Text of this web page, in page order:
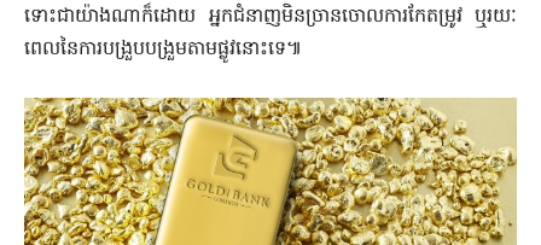
ទោះជាយ៉ាងណាក៏ដោយ អ្នកជំនាញមិនច្រានចោលការកែតម្រូវ ឬរយៈ
ពេលនៃការបង្រួបបង្រួមតាមផ្លូវនោះទេ៕